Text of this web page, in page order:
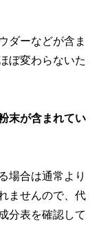
ダーなどが含ま
ぼ変わらないた
末が含まれてい
場合は通常より
ませんので、代
分表を確認して